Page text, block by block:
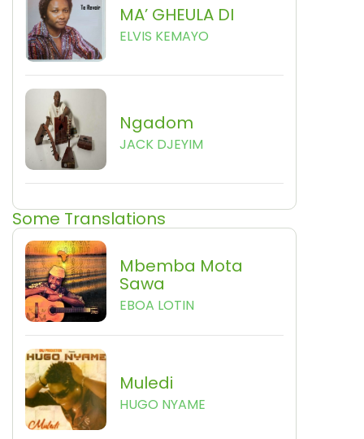
MA’ GHEULA DI
ELVIS KEMAYO
Ngadom
JACK DJEYIM
Some Translations
Mbemba Mota
Sawa
EBOA LOTIN
Muledi
HUGO NYAME